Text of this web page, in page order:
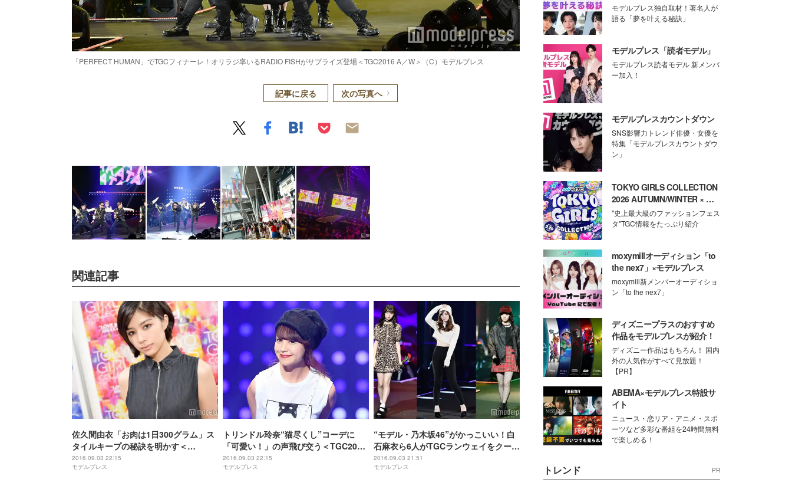
「PERFECT HUMAN」でTGCフィナーレ！オリラジ率いるRADIO FISHがサプライズ登場＜TGC2016 A／W＞（C）モデルプレス
記事に戻る 次の写真へ
関連記事
佐久間由衣「お肉は1日300グラム」ス
タイルキープの秘訣を明かす＜
TGC2016 A／W＞
2016.09.03 22:15
モデルプレス
トリンドル玲奈“猫尽くし”コーデに
「可愛い！」の声飛び交う＜TGC2016
A／W＞
2016.09.03 22:15
モデルプレス
“モデル・乃木坂46”がかっこいい！白
石麻衣ら6人がTGCランウェイをクール
に彩る＜TGC2016 A／W＞
2016.09.03 21:51
モデルプレス
モデルプレス独自取材！著名人が
語る「夢を叶える秘訣」
モデルプレス「読者モデル」
モデルプレス読者モデル 新メンバ
ー加入！
モデルプレスカウントダウン
SNS影響力トレンド俳優・女優を
特集「モデルプレスカウントダウ
ン」
TOKYO GIRLS COLLECTION
2026 AUTUMN/WINTER × モ
デルプレス
"史上最大級のファッションフェス
タ"TGC情報をたっぷり紹介
moxymillオーディション「to
the nex7」×モデルプレス
moxymill新メンバーオーディショ
ン「to the nex7」
ディズニープラスのおすすめ
作品をモデルプレスが紹介！
ディズニー作品はもちろん！ 国内
外の人気作がすべて見放題！
【PR】
ABEMA×モデルプレス特設サ
イト
ニュース・恋リア・アニメ・スポ
ーツなど多彩な番組を24時間無料
で楽しめる！
トレンド PR